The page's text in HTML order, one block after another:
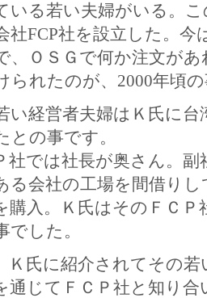
いる若い夫婦がいる。
社FCP社を設立した。
、ＯＳＧで何か注文が
られたのが、2000年頃
い経営者夫婦はＫ氏に
との事です。
社では社長が奥さん。
る会社の工場を間借り
購入。Ｋ氏はそのＦＣ
でした。
Ｋ氏に紹介されてその
通じてＦＣＰ社と知り